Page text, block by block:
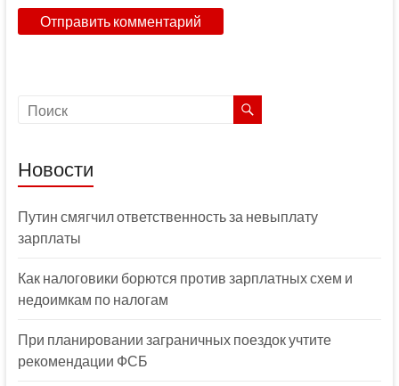
Новости
Путин смягчил ответственность за невыплату
зарплаты
Как налоговики борются против зарплатных схем и
недоимкам по налогам
При планировании заграничных поездок учтите
рекомендации ФСБ